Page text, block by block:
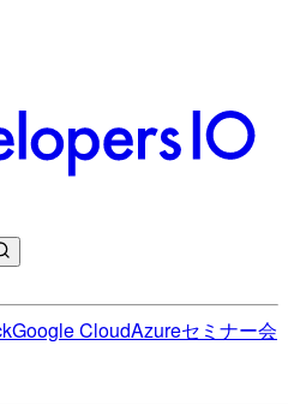
Google CloudAzureセミナー会